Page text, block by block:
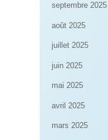
septembre 2025
août 2025
juillet 2025
juin 2025
mai 2025
avril 2025
mars 2025